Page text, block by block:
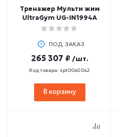
Тренажер Мульти жим
UltraGym UG-IN1994А
ПОД ЗАКАЗ
265 307 ₽ /шт.
Код товара: spt0045042
В корзину